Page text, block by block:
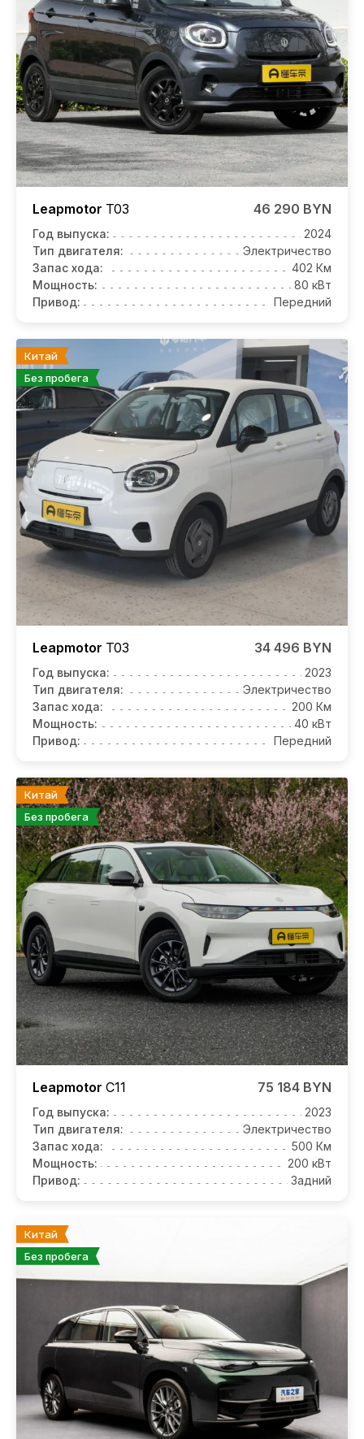
Leapmotor T03 46 290 BYN
Год выпуска:
2024
Тип двигателя:
Электричество
Запас хода:
402 Км
Мощность:
80 кВт
Привод:
Передний
Китай
Без пробега
Leapmotor T03 34 496 BYN
Год выпуска:
2023
Тип двигателя:
Электричество
Запас хода:
200 Км
Мощность:
40 кВт
Привод:
Передний
Китай
Без пробега
Leapmotor C11 75 184 BYN
Год выпуска:
2023
Тип двигателя:
Электричество
Запас хода:
500 Км
Мощность:
200 кВт
Привод:
Задний
Китай
Без пробега